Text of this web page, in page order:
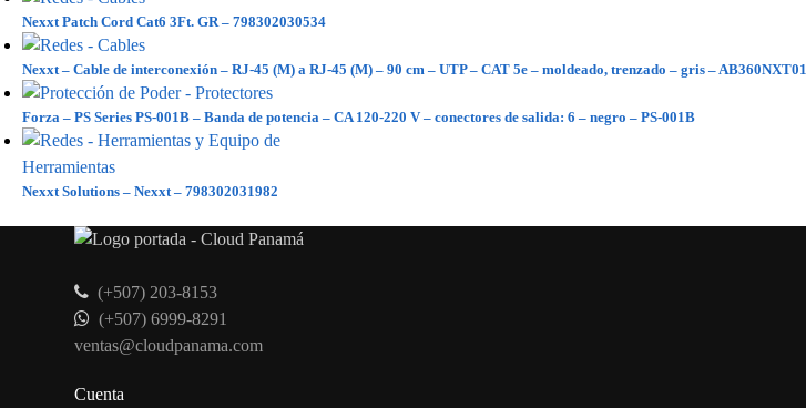
Nexxt Patch Cord Cat6 3Ft. GR – 798302030534
Nexxt – Cable de interconexión – RJ-45 (M) a RJ-45 (M) – 90 cm – UTP – CAT 5e – moldeado, trenzado – gris – AB360NXT01
Forza – PS Series PS-001B – Banda de potencia – CA 120-220 V – conectores de salida: 6 – negro – PS-001B
Nexxt Solutions – Nexxt – 798302031982
(+507) 203-8153
(+507) 6999-8291
ventas@cloudpanama.com
Cuenta